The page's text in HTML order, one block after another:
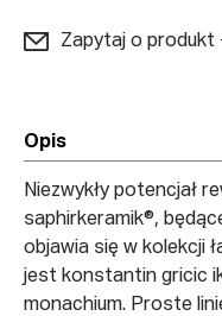
Zapytaj o
Opis
Niezwykły potencjał
saphirkeramik®,
objawia się w kolekcji
jest konstantin gricic
monachium. Proste